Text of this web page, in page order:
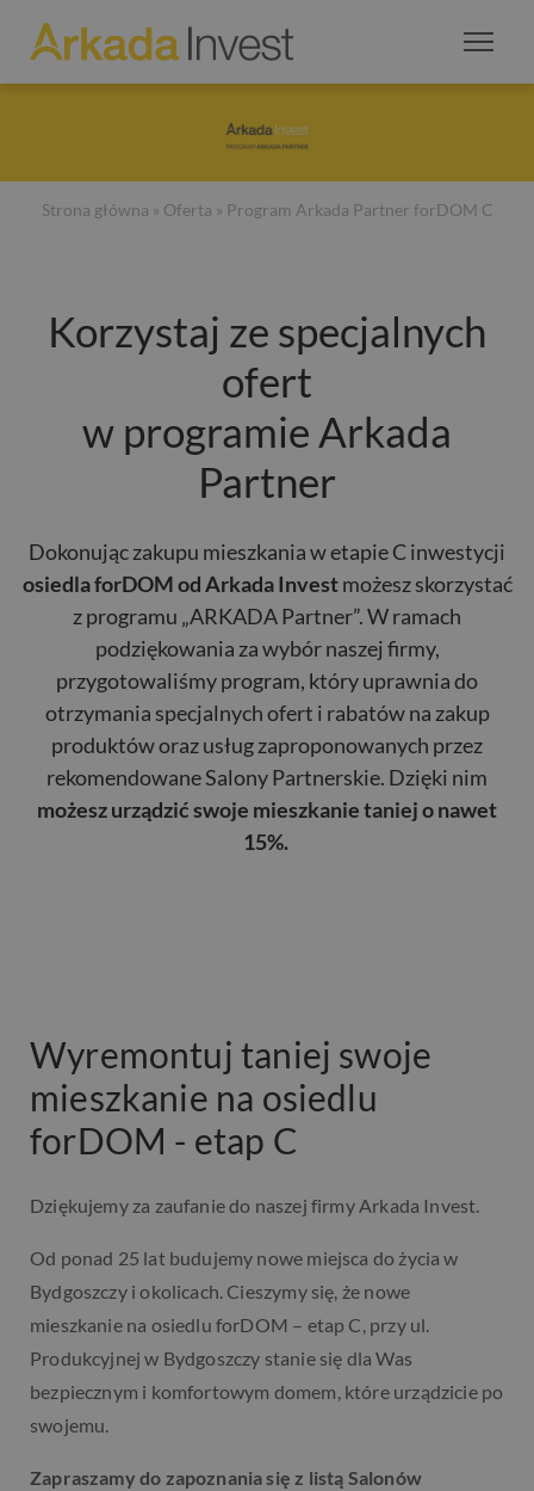
Strona główna » Oferta » Program Arkada Partner forDOM C
Korzystaj ze specjalnych
ofert
w programie Arkada
Partner
Dokonując zakupu mieszkania w etapie C inwestycji
osiedla forDOM od Arkada Investmożesz skorzystać
z programu „ARKADA Partner”. W ramach
podziękowania za wybór naszej firmy,
przygotowaliśmy program, który uprawnia do
otrzymania specjalnych ofert i rabatów na zakup
produktów oraz usług zaproponowanych przez
rekomendowane Salony Partnerskie. Dzięki nim
możesz urządzić swoje mieszkanie taniej o nawet
15%.
Wyremontuj taniej swoje
mieszkanie na osiedlu
forDOM - etap C
Dziękujemy za zaufanie do naszej firmy Arkada Invest.
Od ponad 25 lat budujemy nowe miejsca do życia w
Bydgoszczy i okolicach. Cieszymy się, że nowe
mieszkanie na osiedlu forDOM – etap C, przy ul.
Produkcyjnej w Bydgoszczy stanie się dla Was
bezpiecznym i komfortowym domem, które urządzicie po
swojemu.
Zapraszamy do zapoznania się z listą Salonów